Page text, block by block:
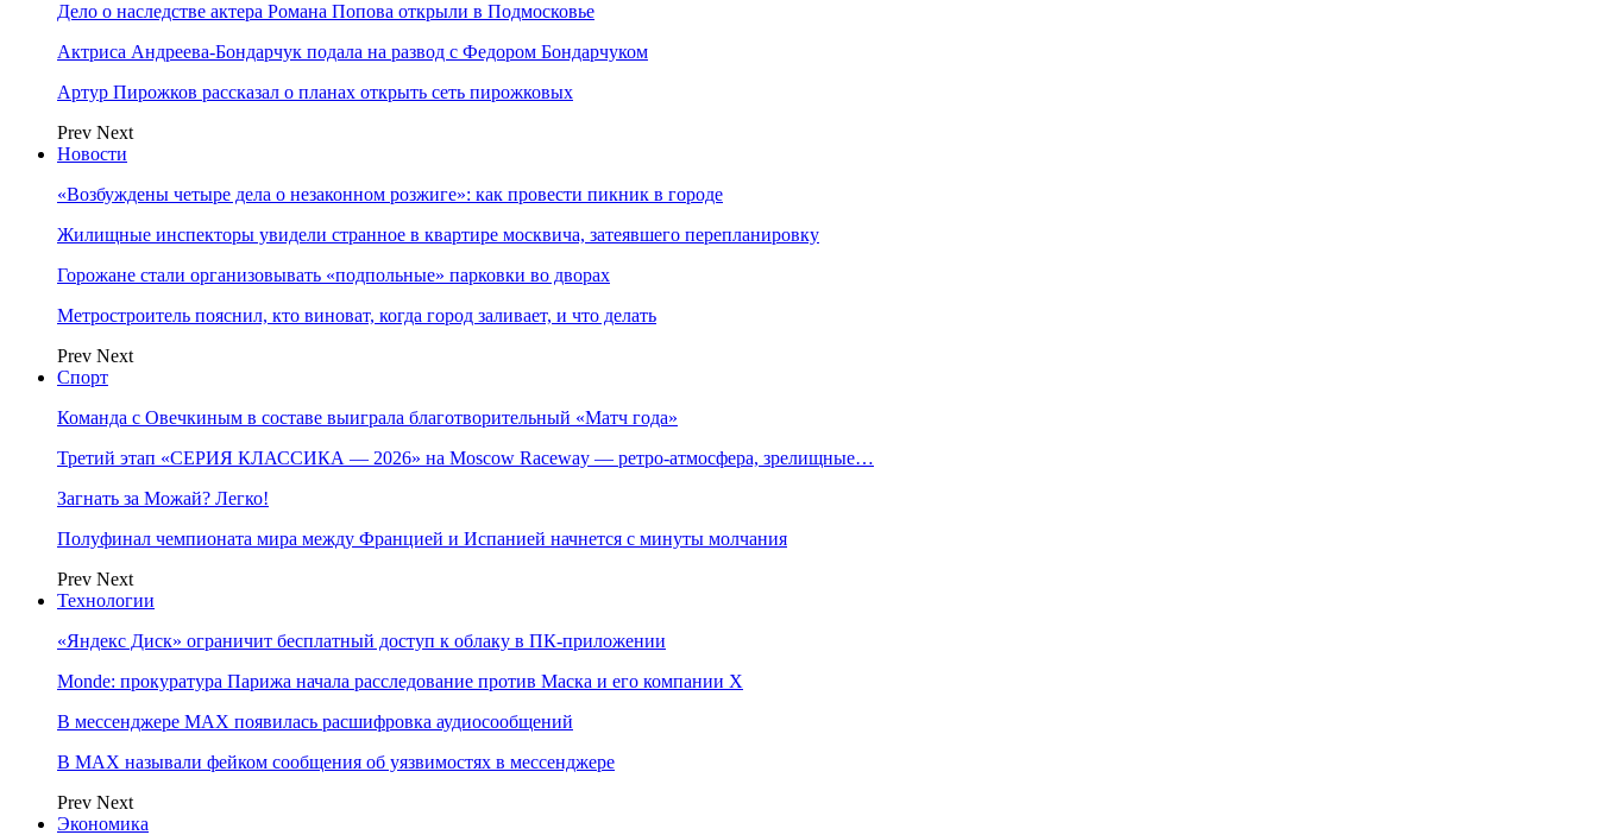
Дело о наследстве актера Романа Попова открыли в Подмосковье
Актриса Андреева-Бондарчук подала на развод с Федором Бондарчуком
Артур Пирожков рассказал о планах открыть сеть пирожковых
Prev Next
Новости
«Возбуждены четыре дела о незаконном розжиге»: как провести пикник в городе
Жилищные инспекторы увидели странное в квартире москвича, затеявшего перепланировку
Горожане стали организовывать «подпольные» парковки во дворах
Метростроитель пояснил, кто виноват, когда город заливает, и что делать
Prev Next
Спорт
Команда с Овечкиным в составе выиграла благотворительный «Матч года»
Третий этап «СЕРИЯ КЛАССИКА — 2026» на Moscow Raceway — ретро‑атмосфера, зрелищные…
Загнать за Можай? Легко!
Полуфинал чемпионата мира между Францией и Испанией начнется с минуты молчания
Prev Next
Технологии
«Яндекс Диск» ограничит бесплатный доступ к облаку в ПК-приложении
Monde: прокуратура Парижа начала расследование против Маска и его компании X
В мессенджере MAX появилась расшифровка аудиосообщений
В МAX называли фейком сообщения об уязвимостях в мессенджере
Prev Next
Экономика